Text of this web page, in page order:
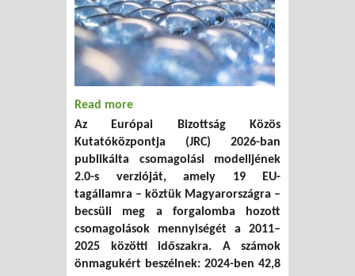
Read more
csomagolás kerül évente az európai
piacra – itt a JRC új modellje, amely
ellenőrzi a tagállami adatszolgáltatást
Az Európai Bizottság Közös
Kutatóközpontja (JRC) 2026-ban
publikálta csomagolási modelljének
2.0-s verzióját, amely 19 EU-
tagállamra – köztük Magyarországra –
becsüli meg a forgalomba hozott
csomagolások mennyiségét a 2011–
2025 közötti időszakra. A számok
önmagukért beszélnek: 2024-ben 42,8